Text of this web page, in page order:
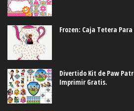
Frozen: Caja Tetera
Divertido Kit de Paw
Imprimir Gratis.